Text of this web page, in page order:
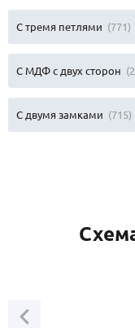
С тремя петлями (771)
С МДФ с двух сторон
С двумя замками (715)